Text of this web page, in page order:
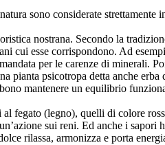
sono considerate
nostrana. Secondo la
cui esse corrispondono. Ad
per le carenze di minerali.
pianta psicotropa detta anche
mantenere un equilibrio
fegato (legno), quelli di colore
sui reni. Ed anche i
rilassa, armonizza e porta